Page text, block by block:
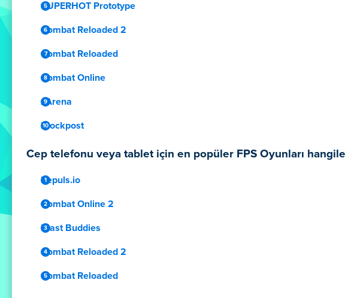
SUPERHOT Prototype
Combat Reloaded 2
Combat Reloaded
Combat Online
xArena
Blockpost
Cep telefonu veya tablet için en popüler FPS Oyunları
Repuls.io
Combat Online 2
Blast Buddies
Combat Reloaded 2
Combat Reloaded